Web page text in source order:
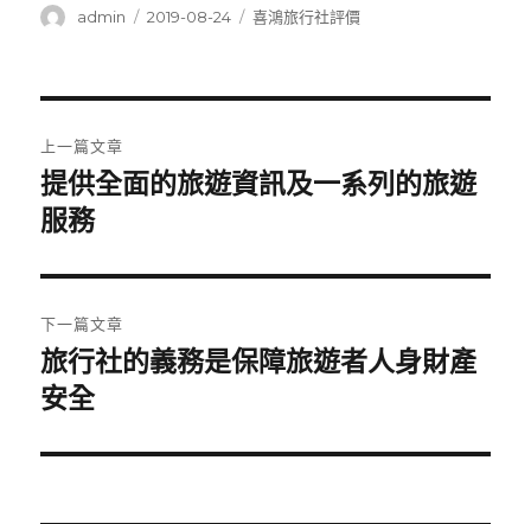
作
admin
發
2019-08-24
分
喜鴻旅行社評價
章
導
覽
上一篇文章
上
一
文
章:
提供全面的旅遊資訊及一系列的旅遊
服務
下一篇文章
下
一
文
旅行社的義務是保障旅遊者人身財產
安全